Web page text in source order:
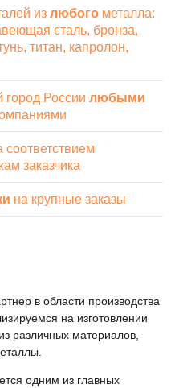
из любого металла:
сталь, бронза,
титан, капролон,
город России любыми
соответствием
заказчика
на крупные заказы
в области производства
на изготовлении
различных материалов,
одним из главных